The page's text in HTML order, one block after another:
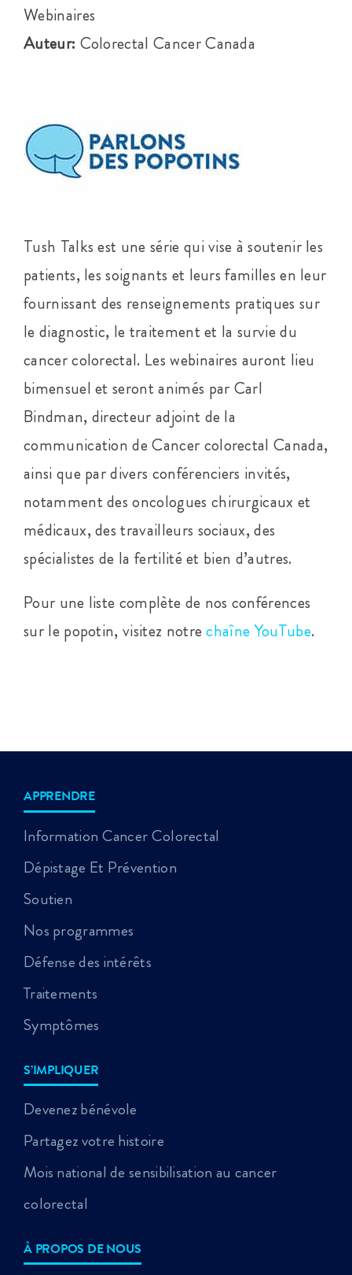
Tush Talks est une série qui vise à soutenir les
patients, les soignants et leurs familles en leur
fournissant des renseignements pratiques sur
le diagnostic, le traitement et la survie du
cancer colorectal. Les webinaires auront lieu
bimensuel et seront animés par Carl
Bindman, directeur adjoint de la
communication de Cancer colorectal Canada,
ainsi que par divers conférenciers invités,
notamment des oncologues chirurgicaux et
médicaux, des travailleurs sociaux, des
spécialistes de la fertilité et bien d’autres.
Pour une liste complète de nos conférences
sur le popotin, visitez notrechaîne YouTube.
Webinaires
Auteur: Colorectal Cancer Canada
APPRENDRE
Information Cancer Colorectal
Dépistage Et Prévention
Soutien
Nos programmes
Défense des intérêts
Traitements
Symptômes
S’IMPLIQUER
Devenez bénévole
Partagez votre histoire
Mois national de sensibilisation au cancer
colorectal
À PROPOS DE NOUS